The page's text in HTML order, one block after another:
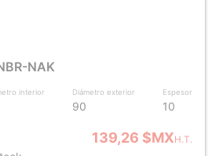
NAK
interior Diámetro exterior
90
Espesor
10
139,26 $MXH.T.